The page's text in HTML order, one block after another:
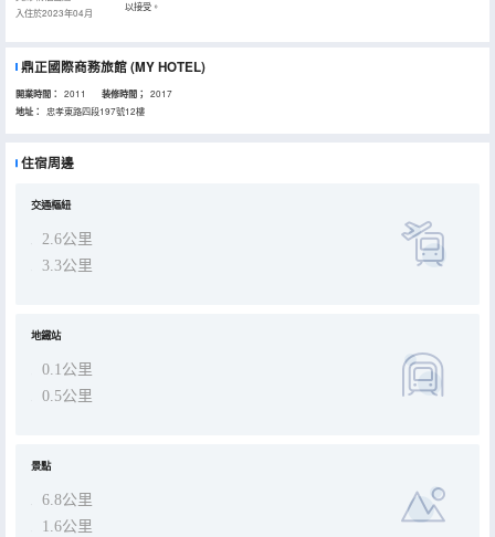
入住於2023年04月
以接受。
鼎正國際商務旅館(MY HOTEL)
開業時間： 2011 装修時間； 2017
地址： 忠孝東路四段197號12樓
住宿周邊
交通樞紐
2.6公里
3.3公里
地鐵站
0.1公里
0.5公里
景點
6.8公里
1.6公里